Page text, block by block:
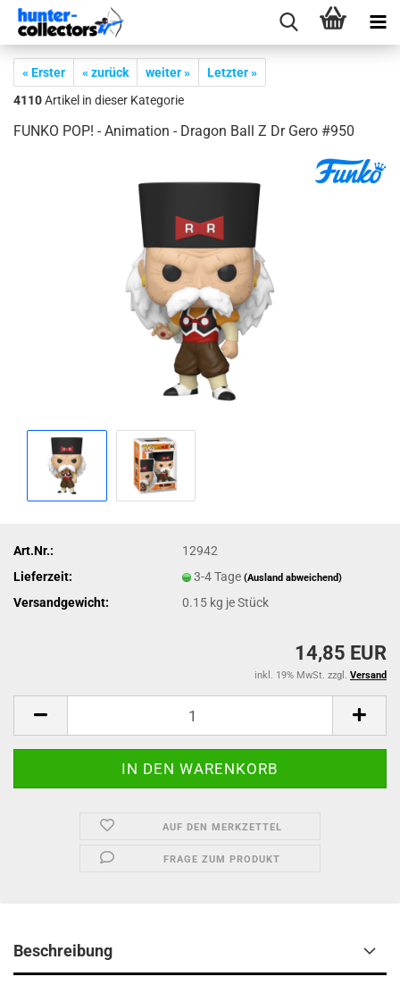
« Erster « zurück weiter »
Letzter »
4110Artikel in dieser Kategorie
FUNKO POP! - Ani­ma­ti­on - Dra­gon Ball Z Dr Gero #950
Art.Nr.:
12942
Lieferzeit:
3-4 Tage(Ausland abweichend)
Versandgewicht: 0.15 kg je Stück
14,85 EUR
inkl. 19% MwSt. zzgl. Versand
AUF DEN MERKZETTEL
FRAGE ZUM PRODUKT
Beschreibung